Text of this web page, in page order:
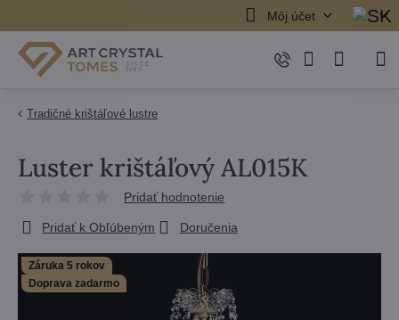
Môj účet
Tradičné krištáľové lustre
Záruka 5 rokov
Doprava zadarmo
Luster krištáľový AL015K
Pridať hodnotenie
Pridať k Obľúbeným Doručenia